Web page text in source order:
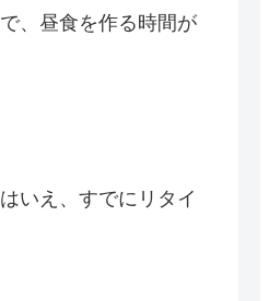
、昼食を作る時間が
いえ、すでにリタイ